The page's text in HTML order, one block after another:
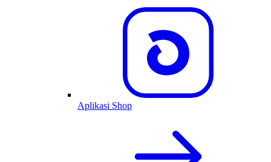
Aplikasi Shop